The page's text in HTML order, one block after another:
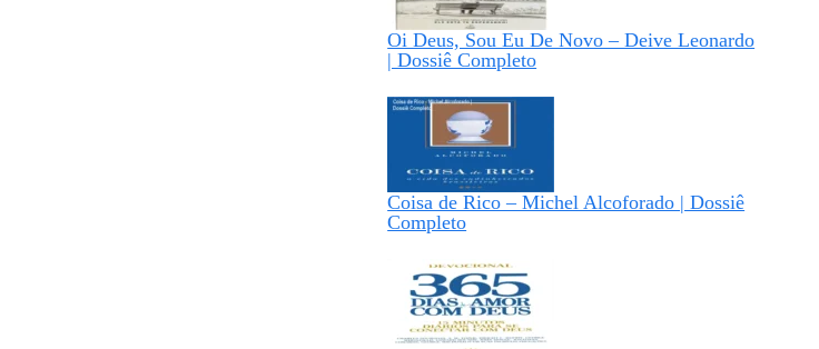
Oi Deus, Sou Eu De Novo – Deive Leonardo
| Dossiê Completo
Coisa de Rico – Michel Alcoforado | Dossiê
Completo